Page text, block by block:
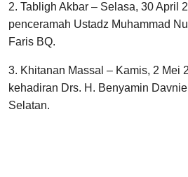
2. Tabligh Akbar – Selasa, 30 April
penceramah Ustadz Muhammad
Faris BQ.
3. Khitanan Massal – Kamis, 2 Mei
kehadiran Drs. H. Benyamin
Selatan.